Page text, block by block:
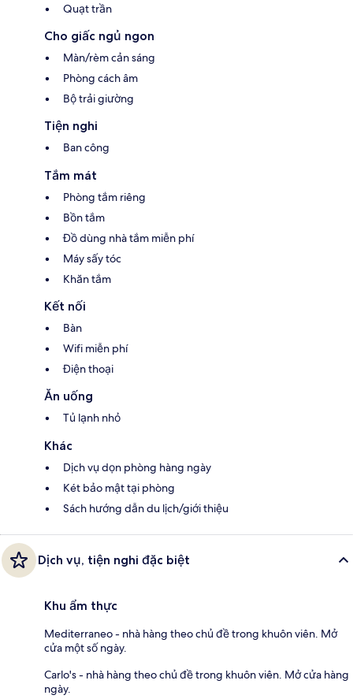
Quạt trần
Cho giấc ngủ ngon
Màn/rèm cản sáng
Phòng cách âm
Bộ trải giường
Tiện nghi
Ban công
Tắm mát
Phòng tắm riêng
Bồn tắm
Đồ dùng nhà tắm miễn phí
Máy sấy tóc
Khăn tắm
Kết nối
Bàn
Wifi miễn phí
Điện thoại
Ăn uống
Tủ lạnh nhỏ
Khác
Dịch vụ dọn phòng hàng ngày
Két bảo mật tại phòng
Sách hướng dẫn du lịch/giới thiệu
Dịch vụ, tiện nghi đặc biệt
Khu ẩm thực
Mediterraneo - nhà hàng theo chủ đề trong khuôn viên. Mở
cửa một số ngày.
Carlo's - nhà hàng theo chủ đề trong khuôn viên. Mở cửa hàng
ngày.